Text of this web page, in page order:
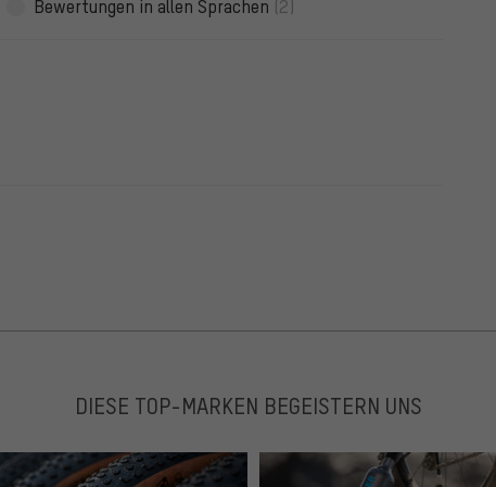
Bewertungen in allen Sprachen (2)
DIESE TOP-MARKEN BEGEISTERN UNS